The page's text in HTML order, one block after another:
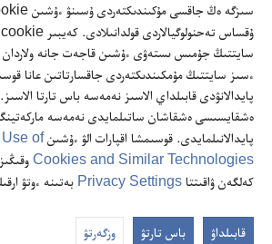
سايتتىڭ جۇمىس ىستەۋى ءۇشىن قاجەت جانە ولاردان
پايدالانۋدى قابىلداي الاسىز نەمەسە باس تارتا
ەشقايسىسى ەشقاشان ساتىلمايدى نەمەسە
پايدالانىلمايدى. قوسىمشا اقپارات الۋ ءۇشىنof
Cookies and Similar Technologies
كەلگەن ۋاقىتتا Privacy Settings بەتىنە ءوتۋ
قابىلداۋ باس تارتۋ وزگەرتۋ
new
window)
JW Hub
®
(opens
new
window)
JW Library
Tower Bible and Tract Society of Pennsylvania.
پايدالانۋ ٴتارتىبى | قۇپيا ساقتاۋ ساياساتى|